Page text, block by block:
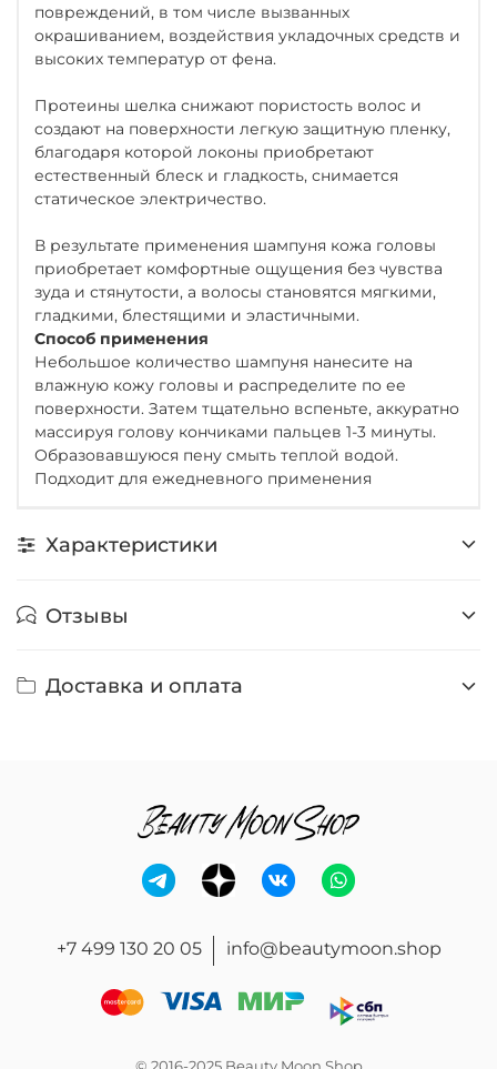
повреждений, в том числе вызванных
окрашиванием, воздействия укладочных средств и
высоких температур от фена.
Протеины шелка снижают пористость волос и
создают на поверхности легкую защитную пленку,
благодаря которой локоны приобретают
естественный блеск и гладкость, снимается
статическое электричество.
В результате применения шампуня кожа головы
приобретает комфортные ощущения без чувства
зуда и стянутости, а волосы становятся мягкими,
гладкими, блестящими и эластичными.
Способ применения
Небольшое количество шампуня нанесите на
влажную кожу головы и распределите по ее
поверхности. Затем тщательно вспеньте, аккуратно
массируя голову кончиками пальцев 1-3 минуты.
Образовавшуюся пену смыть теплой водой.
Подходит для ежедневного применения
Характеристики
Отзывы
Доставка и оплата
+7 499 130 20 05 info@beautymoon.shop